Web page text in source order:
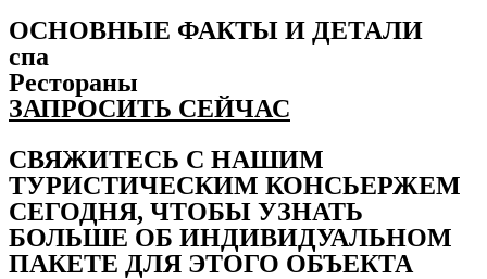
ОСНОВНЫЕ ФАКТЫ И ДЕТАЛИ
спа
Рестораны
ЗАПРОСИТЬ СЕЙЧАС
СВЯЖИТЕСЬ С НАШИМ
ТУРИСТИЧЕСКИМ КОНСЬЕРЖЕМ
СЕГОДНЯ, ЧТОБЫ УЗНАТЬ
БОЛЬШЕ ОБ ИНДИВИДУАЛЬНОМ
ПАКЕТЕ ДЛЯ ЭТОГО ОБЪЕКТА